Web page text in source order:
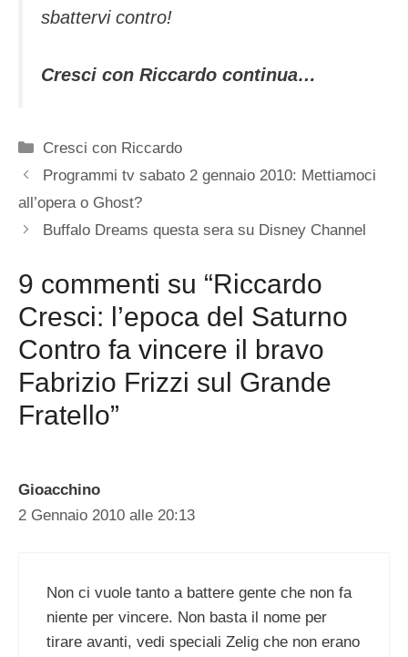
sbattervi contro!
Cresci con Riccardo continua…
Categorie
Cresci con Riccardo
Programmi tv sabato 2 gennaio 2010: Mettiamoci
all’opera o Ghost?
Buffalo Dreams questa sera su Disney Channel
9 commenti su “Riccardo
Cresci: l’epoca del Saturno
Contro fa vincere il bravo
Fabrizio Frizzi sul Grande
Fratello”
Gioacchino
2 Gennaio 2010 alle 20:13
Non ci vuole tanto a battere gente che non fa
niente per vincere. Non basta il nome per
tirare avanti, vedi speciali Zelig che non erano